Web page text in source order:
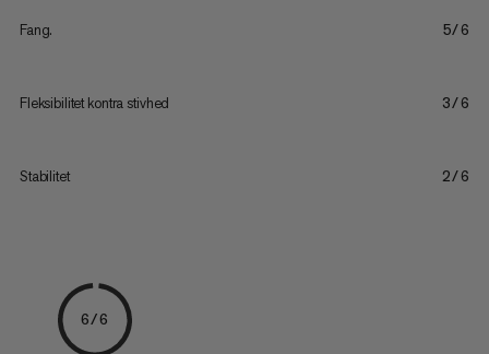
Fang. 5/6
Fleksibilitet kontra stivhed 3/6
Stabilitet 2/6
6/6